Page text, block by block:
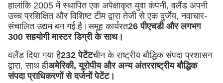
हालांकि 2005 में स्थापित एक अपेक्षाकृत युवा कंपनी, वलैंड अपनी
उच्च प्रशिक्षित और विशिष्ट टीम द्वारा तेजी से एक दुर्जेय, नवाचार-
संचालित उद्यम बन गई है।समूह कार्यरत26 पीएचडी और लगभग
300 सहयोगी मास्टर डिग्री के साथ।
वलैंड दिया गया है232 पेटेंटचीन के राष्ट्रीय बौद्धिक संपदा प्रशासन
द्वारा, साथ हीअमेरिकी, यूरोपीय और अन्य अंतरराष्ट्रीय बौद्धिक
संपदा प्राधिकरणों से दर्जनों पेटेंट।